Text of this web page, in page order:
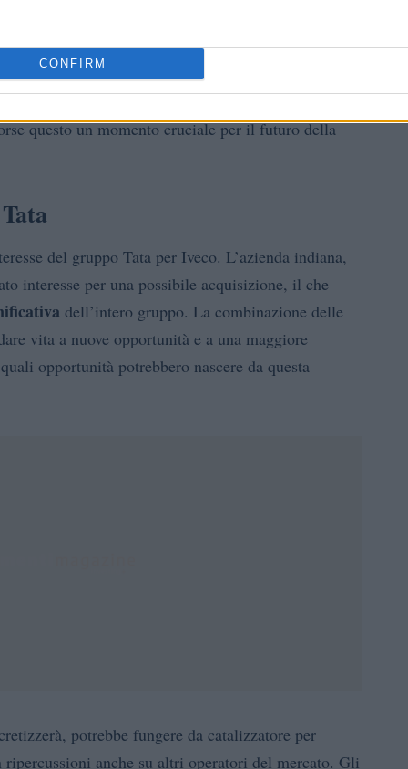
CONFIRM
anche rappresentare un passo strategico verso
contesto europeo, con Leonardo che potrebbe
di innovazione. Le conseguenze di tale
commerciale, influenzando anche le politiche
questo un momento cruciale per il futuro della
del gruppo Tata per Iveco. L’azienda indiana,
interesse per una possibile acquisizione, il che
dell’intero gruppo. La combinazione delle
vita a nuove opportunità e a una maggiore
opportunità potrebbero nascere da questa
potrebbe fungere da catalizzatore per
anche su altri operatori del mercato. Gli